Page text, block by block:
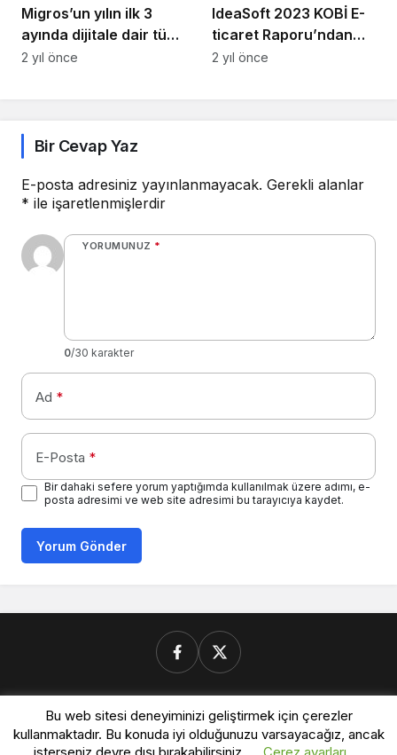
Migros’un yılın ilk 3
ayında dijitale dair tüm
rakamları
2 yıl önce
IdeaSoft 2023 KOBİ E-
ticaret Raporu’ndan
öne çıkanlar
2 yıl önce
Bir Cevap Yaz
E-posta adresiniz yayınlanmayacak. Gerekli alanlar
* ile işaretlenmişlerdir
YORUMUNUZ *
0/30 karakter
Ad *
E-Posta *
Bir dahaki sefere yorum yaptığımda kullanılmak üzere adımı, e-
posta adresimi ve web site adresimi bu tarayıcıya kaydet.
Yorum Gönder
Donanimforum.com
Bu web sitesi deneyiminizi geliştirmek için çerezler
kullanmaktadır. Bu konuda iyi olduğunuzu varsayacağız, ancak